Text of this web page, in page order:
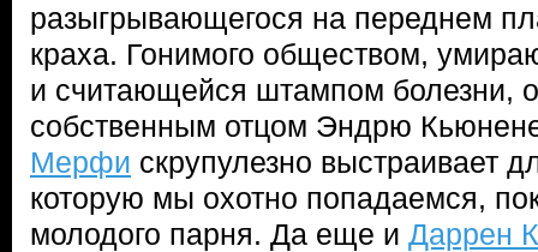
разыгрывающегося на переднем
краха. Гонимого обществом,
и считающейся штампом болезни,
собственным отцом Эндрю
Мерфи скрупулезно выстраивает
которую мы охотно попадаемся,
молодого парня. Да еще и Даррен